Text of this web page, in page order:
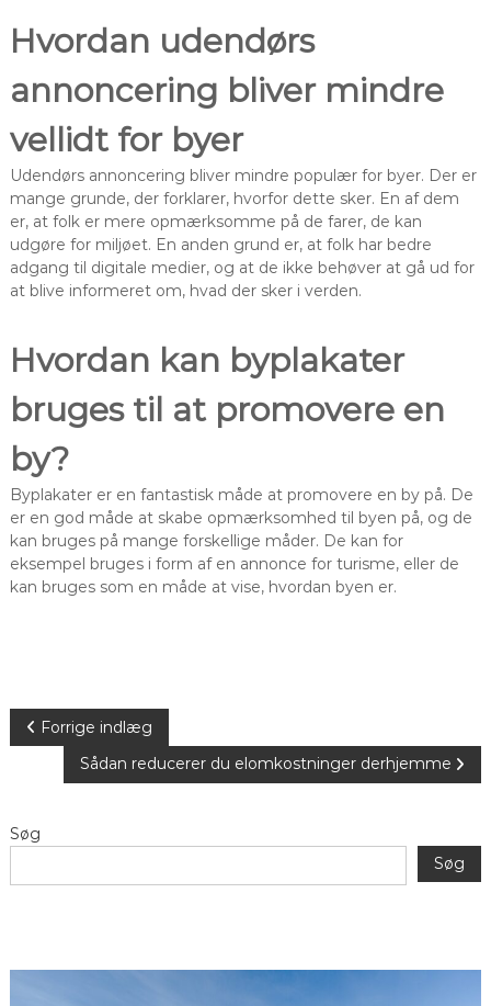
Hvordan udendørs
annoncering bliver mindre
vellidt for byer
Udendørs annoncering bliver mindre populær for byer. Der er
mange grunde, der forklarer, hvorfor dette sker. En af dem
er, at folk er mere opmærksomme på de farer, de kan
udgøre for miljøet. En anden grund er, at folk har bedre
adgang til digitale medier, og at de ikke behøver at gå ud for
at blive informeret om, hvad der sker i verden.
Hvordan kan byplakater
bruges til at promovere en
by?
Byplakater er en fantastisk måde at promovere en by på. De
er en god måde at skabe opmærksomhed til byen på, og de
kan bruges på mange forskellige måder. De kan for
eksempel bruges i form af en annonce for turisme, eller de
kan bruges som en måde at vise, hvordan byen er.
d
l
g
Forrige indlæg
Sådan reducerer du elomkostninger derhjemme
Søg
Søg